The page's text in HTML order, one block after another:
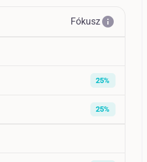
Fókuszinfo
25%
25%